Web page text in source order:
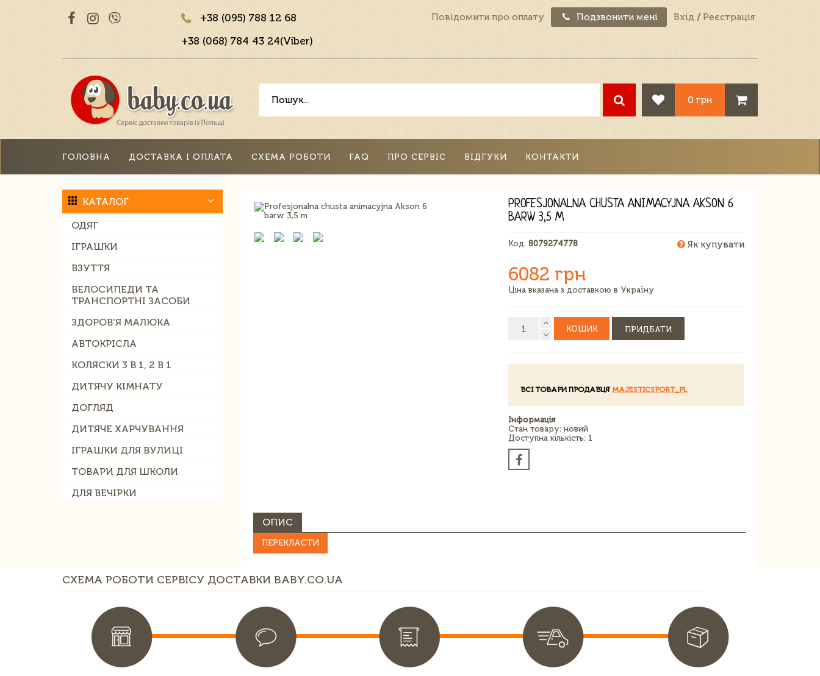
+38 (095) 788 12 68
+38 (068) 784 43 24(Viber)
Повідомити про оплату Подзвонити мені Вхід / Реєстрація
0 грн
ГОЛОВНА ДОСТАВКА І ОПЛАТА СХЕМА РОБОТИ FAQ ПРО СЕРВІС ВІДГУКИ КОНТАКТИ
КАТАЛОГ
ОДЯГ
ІГРАШКИ
ВЗУТТЯ
ВЕЛОСИПЕДИ ТА
ТРАНСПОРТНІ ЗАСОБИ
ЗДОРОВ'Я МАЛЮКА
АВТОКРІСЛА
КОЛЯСКИ 3 В 1, 2 В 1
ДИТЯЧУ КІМНАТУ
ДОГЛЯД
ДИТЯЧЕ ХАРЧУВАННЯ
ІГРАШКИ ДЛЯ ВУЛИЦІ
ТОВАРИ ДЛЯ ШКОЛИ
ДЛЯ ВЕЧІРКИ
PROFESJONALNA CHUSTA ANIMACYJNA AKSON 6
BARW 3,5 M
Код:8079274778 Як купувати
6082 грн
Ціна вказана з доставкою в Україну
КОШИК ПРИДБАТИ
ВСІ ТОВАРИ ПРОДАВЦЯ MAJESTICSPORT_PL
Інформація
Стан товару: новий
Доступна кількість: 1
ОПИС
ПЕРЕКЛАСТИ
СХЕМА РОБОТИ СЕРВІСУ ДОСТАВКИ BABY.CO.UA